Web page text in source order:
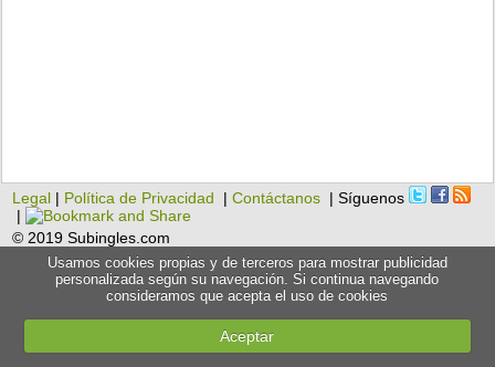
Legal | Política de Privacidad |Contáctanos | Síguenos
|
© 2019 Subingles.com
Usamos cookies propias y de terceros para mostrar publicidad
personalizada según su navegación. Si continua navegando
consideramos que acepta el uso de cookies
Aceptar